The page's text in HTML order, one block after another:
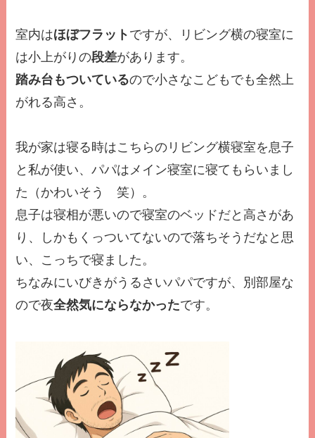
室内はほぼフラット ですが、リビング横の寝室に
は小上がりの段差があります。
踏み台もついているので小さなこどもでも全然上
がれる高さ。
我が家は寝る時はこちらのリビング横寝室を息子
と私が使い、パパはメイン寝室に寝てもらいまし
た（かわいそう 笑）。
息子は寝相が悪いので寝室のベッドだと高さがあ
り、しかもくっついてないので落ちそうだなと思
い、こっちで寝ました。
ちなみにいびきがうるさいパパですが、別部屋な
ので夜全然気にならなかったです。